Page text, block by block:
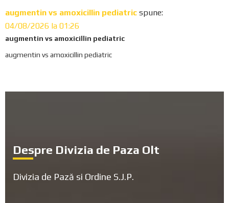
augmentin vs amoxicillin pediatric spune:
04/08/2026 la 01:26
augmentin vs amoxicillin pediatric
augmentin vs amoxicillin pediatric
Footer
Despre Divizia de Paza Olt
Divizia de Pază si Ordine S.J.P.